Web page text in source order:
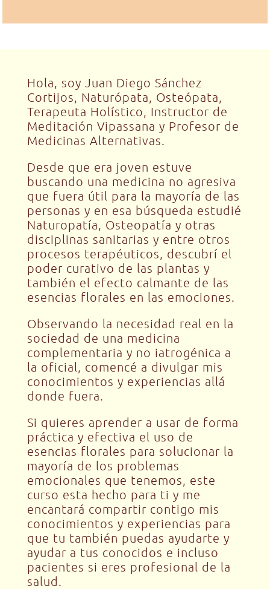
Hola, soy Juan Diego Sánchez
Cortijos, Naturópata, Osteópata,
Terapeuta Holístico, Instructor de
Meditación Vipassana y Profesor de
Medicinas Alternativas.
Desde que era joven estuve
buscando una medicina no agresiva
que fuera útil para la mayoría de las
personas y en esa búsqueda estudié
Naturopatía, Osteopatía y otras
disciplinas sanitarias y entre otros
procesos terapéuticos, descubrí el
poder curativo de las plantas y
también el efecto calmante de las
esencias florales en las emociones.
Observando la necesidad real en la
sociedad de una medicina
complementaria y no iatrogénica a
la oficial, comencé a divulgar mis
conocimientos y experiencias allá
donde fuera.
Si quieres aprender a usar de forma
práctica y efectiva el uso de
esencias florales para solucionar la
mayoría de los problemas
emocionales que tenemos, este
curso esta hecho para ti y me
encantará compartir contigo mis
conocimientos y experiencias para
que tu también puedas ayudarte y
ayudar a tus conocidos e incluso
pacientes si eres profesional de la
salud.